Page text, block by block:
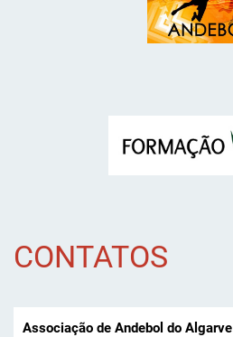
CONTATOS
Associação de Andebol do Algarve